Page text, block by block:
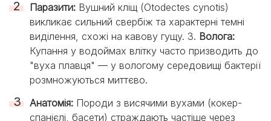
Паразити: Вушний кліщ (Otodectes cynotis)
викликає сильний свербіж та характерні темні
виділення, схожі на кавову гущу. 3. Волога:
Купання у водоймах влітку часто призводить до
"вуха плавця" — у вологому середовищі бактерії
розмножуються миттєво.
Анатомія: Породи з висячими вухами (кокер-
спанієлі, басети) страждають частіше через